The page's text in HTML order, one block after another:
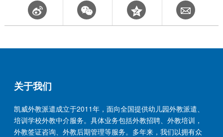
关于我们
凯威外教派遣成立于2011年，面向全国提供幼儿园外教派遣、
培训学校外教中介服务。具体业务包括外教招聘、外教培训，
外教签证咨询、外教后期管理等服务。多年来，我们以拥有众